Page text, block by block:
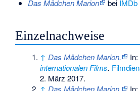
Das Mädchen Marion
bei IMDb
Einzelnachweise
↑ Das Mädchen Marion. In:
internationalen Films.
2. März 2017.
↑ Das Mädchen Marion. In: